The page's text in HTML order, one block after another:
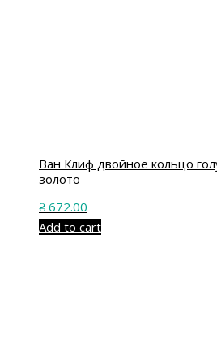
Ван Клиф двойное кольцо
золото
₴ 672.00
Add to cart